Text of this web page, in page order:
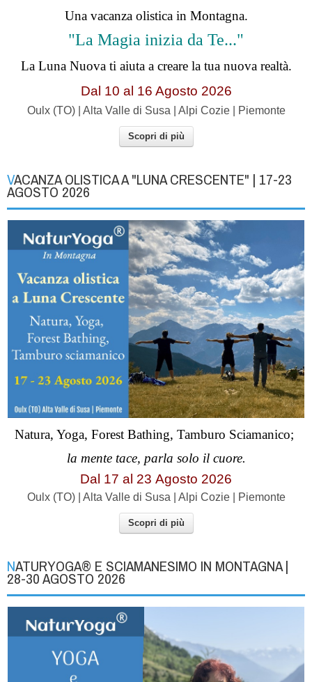
Una vacanza olistica in Montagna.
"La Magia inizia da Te..."
La Luna Nuova ti aiuta a creare la tua nuova realtà.
Dal 10 al 16 Agosto 2026
Oulx (TO) | Alta Valle di Susa | Alpi Cozie | Piemonte
Scopri di più
VACANZA OLISTICA A "LUNA CRESCENTE" | 17-23
AGOSTO 2026
Natura, Yoga, Forest Bathing, Tamburo Sciamanico;
la mente tace, parla solo il cuore.
Dal 17 al 23 Agosto 2026
Oulx (TO) | Alta Valle di Susa | Alpi Cozie | Piemonte
Scopri di più
NATURYOGA® E SCIAMANESIMO IN MONTAGNA |
28-30 AGOSTO 2026